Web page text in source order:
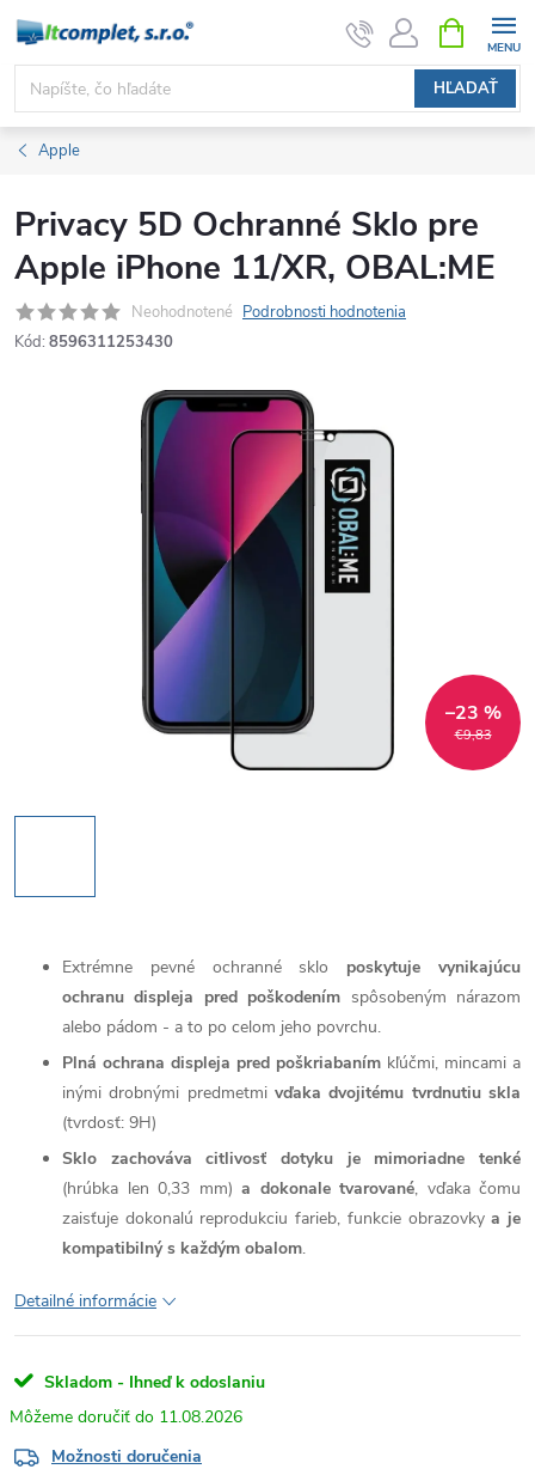
Prejsť
obsah
HĽADAŤ
KOŠÍK
Apple
Privacy 5D Ochranné Sklo pre
Apple iPhone 11/XR, OBAL:ME
Neohodnotené Podrobnosti hodnotenia
Kód: 8596311253430
€9,83
–23 %
Extrémne pevné ochranné sklo poskytuje vynikajúcu
ochranu displeja pred poškodením spôsobeným nárazom
alebo pádom - a to po celom jeho povrchu.
Plná ochrana displeja pred poškriabaním kľúčmi, mincami a
inými drobnými predmetmivďaka dvojitému tvrdnutiu skla
(tvrdosť: 9H)
Sklo zachováva citlivosť dotyku je mimoriadne tenké
(hrúbka len 0,33 mm) a dokonale tvarované, vďaka čomu
zaisťuje dokonalú reprodukciu farieb, funkcie obrazovkya je
kompatibilný s každým obalom.
Detailné informácie
Skladom - Ihneď k odoslaniu
11.08.2026
Možnosti doručenia